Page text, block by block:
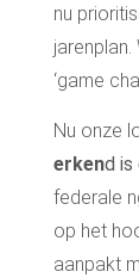
nu
‘game
Nu onze
erkend is
federale
op het
aanpakt